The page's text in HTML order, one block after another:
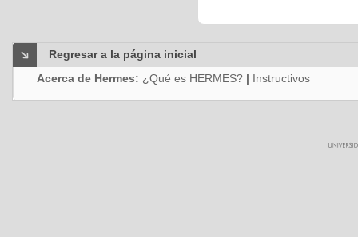
Regresar a la página inicial
Acerca de Hermes: ¿Qué es HERMES? | Instructivos